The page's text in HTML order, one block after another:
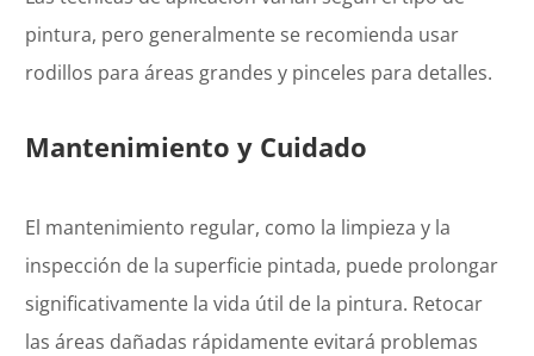
pintura, pero generalmente se recomienda usar
rodillos para áreas grandes y pinceles para detalles.
Mantenimiento y Cuidado
El mantenimiento regular, como la limpieza y la
inspección de la superficie pintada, puede prolongar
significativamente la vida útil de la pintura. Retocar
las áreas dañadas rápidamente evitará problemas